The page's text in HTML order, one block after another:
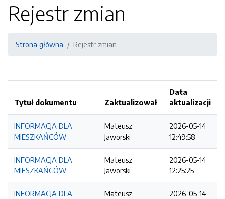
Rejestr zmian
Strona główna Rejestr zmian
Tytuł dokumentu Zaktualizował
Data
aktualizacji
INFORMACJA DLA
MIESZKAŃCÓW
Mateusz
Jaworski
2026-05-14
12:49:58
INFORMACJA DLA
MIESZKAŃCÓW
Mateusz
Jaworski
2026-05-14
12:25:25
INFORMACJA DLA
Mateusz
2026-05-14